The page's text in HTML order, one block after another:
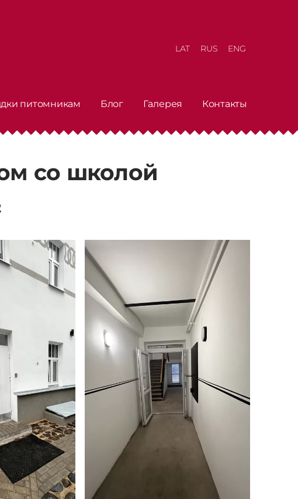
питомникам Блог Галерея Контакты
LAT RUS ENG
со школой